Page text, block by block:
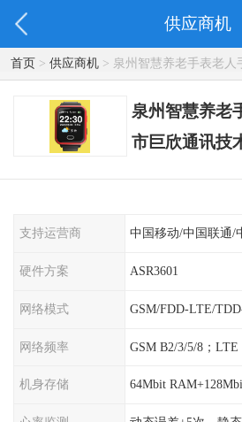
供应商机
首页> 供应商机> 泉州智慧养老手表老人
有限公司
泉州智慧养老
市巨欣通讯技
支持运营商 中国移动/中国联通/
硬件方案 ASR3601
网络模式 GSM/FDD-LTE/
网络频率 GSM B2/3/5/8；LTE
机身存储 64Mbit